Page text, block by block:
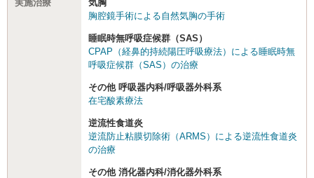
実施治療
気胸
胸腔鏡手術による自然気胸の手術
睡眠時無呼吸症候群（SAS）
CPAP（経鼻的持続陽圧呼吸療法）による睡眠時無
呼吸症候群（SAS）の治療
その他 呼吸器内科/呼吸器外科系
在宅酸素療法
逆流性食道炎
逆流防止粘膜切除術（ARMS）による逆流性食道炎
の治療
その他 消化器内科/消化器外科系